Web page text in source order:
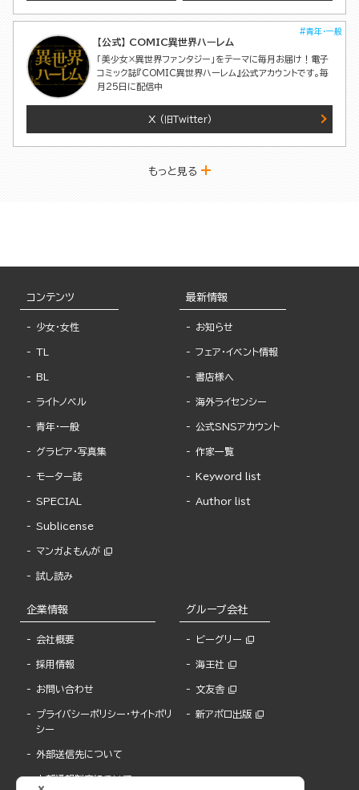
【公式】 COMIC異世界ハーレム
#青年・一般
「美少女×異世界ファンタジー」をテーマに毎月お届け！電子
コミック誌『COMIC異世界ハーレム』公式アカウントです。毎
月25日に配信中
X (旧Twitter)
もっと見る
コンテンツ
少女・女性
TL
BL
ライトノベル
青年・一般
グラビア・写真集
モーター誌
SPECIAL
Sublicense
マンガよもんが
試し読み
最新情報
お知らせ
フェア・イベント情報
書店様へ
海外ライセンシー
公式SNSアカウント
作家一覧
Keyword list
Author list
企業情報
会社概要
採用情報
お問い合わせ
プライバシーポリシー・サイトポリ
シー
外部送信先について
内部通報制度について
グループ会社
ビーグリー
海王社
文友舎
新アポロ出版